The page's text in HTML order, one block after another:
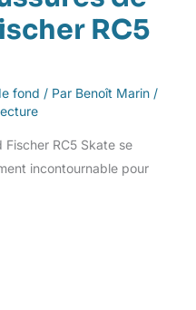
RC5
fond / Par Benoît Marin /
RC5 Skate se
incontournable pour